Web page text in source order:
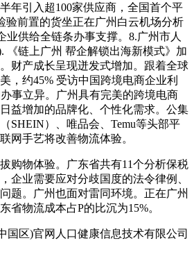
年引入超100家供应商，全国首个平
验前置的货坐正在广州白云机场分析
业供给全链条办事支撑。8.广州市人
《链上广州 帮企解锁出海新模式》加
财产成长呈现迸发式增加。跟着全球
，约45% 受访中国跨境电商企业利
事立异。广州具有完美的跨境电商
益增加的品牌化、个性化需求。公集
SHEIN）、唯品会、Temu等头部平
网手艺将改善物流体验。
物体验。广东省共有11个分析保税
企业需要应对分歧国度的法令律例、
题。广州也面对雷同环境。正在广州
省物流成本占P的比沉为15%。
国区)官网人口健康信息技术有限公司